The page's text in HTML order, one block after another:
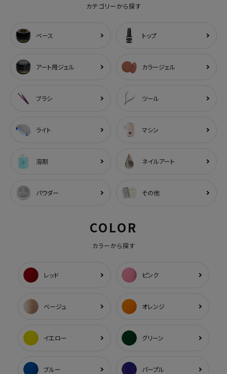
カテゴリーから探す
ベース トップ
アート用ジェル カラージェル
ブラシ ツール
ライト マシン
溶剤 ネイルアート
パウダー その他
COLOR
カラーから探す
レッド ピンク
ベージュ オレンジ
イエロー グリーン
ブルー パープル